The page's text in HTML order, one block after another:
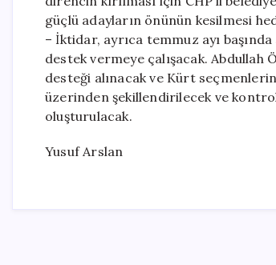
güçlü adayların önünün kesilmesi
– İktidar, ayrıca temmuz ayı
destek vermeye çalışacak. Abdullah
desteği alınacak ve Kürt
üzerinden şekillendirilecek ve kontrol
oluşturulacak.
Yusuf Arslan